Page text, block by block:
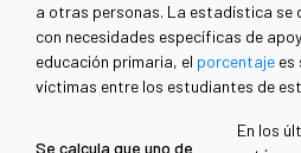
a otras personas. La estadística se
con necesidades específicas de
educación primaria, el porcentaje es
víctimas entre los estudiantes de
Se calcula que uno de
En los